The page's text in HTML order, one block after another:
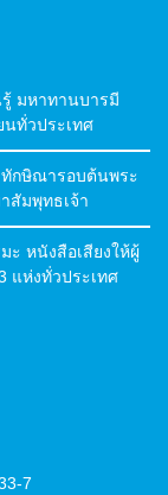
มหาทานบารมี
นทั่วประเทศ
กษิณารอบต้นพระ
สัมพุทธเจ้า
หนังสือเสียงให้ผู้
แห่งทั่วประเทศ
7